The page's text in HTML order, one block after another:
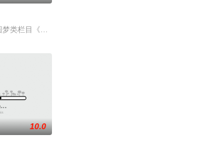
，更有看完会忍不住反复回味的舞台。
类栏目《幸福来敲门》，每期节目请出4位嘉宾说出自己幸
10.0